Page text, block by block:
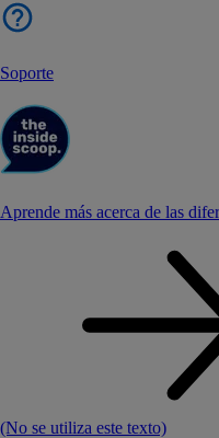
Soporte
Aprende más acerca de las
(No se utiliza este texto)